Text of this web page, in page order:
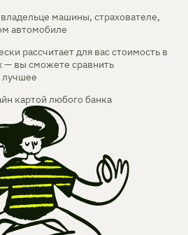
машины, страхователе,
автомобиле
рассчитает для вас стоимость в
— вы сможете сравнить
лучшее
картой любого банка